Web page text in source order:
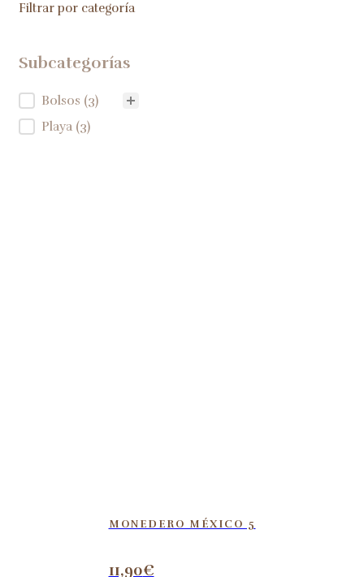
Filtrar por categoría
Subcategorías
Subcategorías
Bolsos (3)
Playa (3)
MONEDERO MÉXICO 5
11,90€